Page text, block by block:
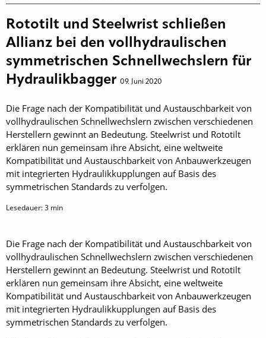
Rototilt und Steelwrist schließen
Allianz bei den vollhydraulischen
symmetrischen Schnellwechslern für
Hydraulikbagger 09. Juni 2020
Die Frage nach der Kompatibilität und Austauschbarkeit von
vollhydraulischen Schnellwechslern zwischen verschiedenen
Herstellern gewinnt an Bedeutung. Steelwrist und Rototilt
erklären nun gemeinsam ihre Absicht, eine weltweite
Kompatibilität und Austauschbarkeit von Anbauwerkzeugen
mit integrierten Hydraulikkupplungen auf Basis des
symmetrischen Standards zu verfolgen.
Lesedauer:3 min
Die Frage nach der Kompatibilität und Austauschbarkeit von
vollhydraulischen Schnellwechslern zwischen verschiedenen
Herstellern gewinnt an Bedeutung. Steelwrist und Rototilt
erklären nun gemeinsam ihre Absicht, eine weltweite
Kompatibilität und Austauschbarkeit von Anbauwerkzeugen
mit integrierten Hydraulikkupplungen auf Basis des
symmetrischen Standards zu verfolgen.